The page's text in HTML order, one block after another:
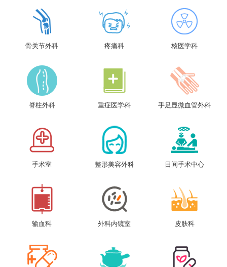
骨关节外科 疼痛科 核医学科
脊柱外科 重症医学科 手足显微血管外科
手术室 整形美容外科 日间手术中心
输血科 外科内镜室 皮肤科